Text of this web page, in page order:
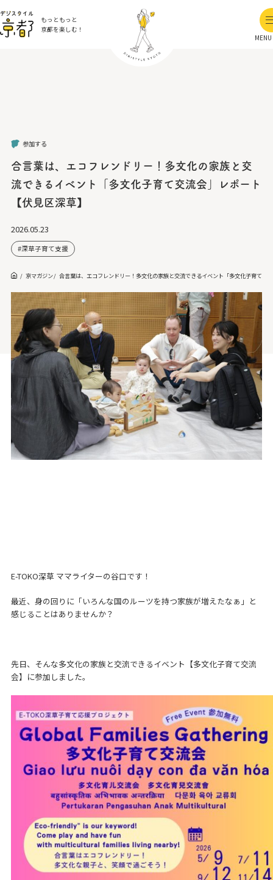
もっともっと
京都を楽しむ！
MENU
参加する
合言葉は、エコフレンドリー！多文化の家族と交
流できるイベント「多文化子育て交流会」レポート
【伏見区深草】
2026.05.23
深草子育て支援
京マガジン 合言葉は、エコフレンドリー！多文化の家族と交流できるイベント「多文化子育て交
E-TOKO深草 ママライターの谷口です！
最近、身の回りに「いろんな国のルーツを持つ家族が増えたなぁ」と
感じることはありませんか？
先日、そんな多文化の家族と交流できるイベント【多文化子育て交流
会】に参加しました。